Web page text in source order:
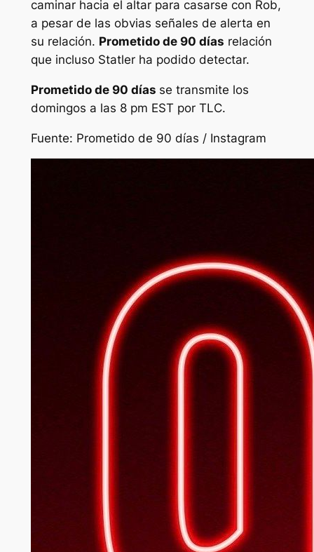
caminar hacia el altar para casarse con Rob,
a pesar de las obvias señales de alerta en
su relación. Prometido de 90 días relación
que incluso Statler ha podido detectar.
Prometido de 90 días se transmite los
domingos a las 8 pm EST por TLC.
Fuente: Prometido de 90 días / Instagram